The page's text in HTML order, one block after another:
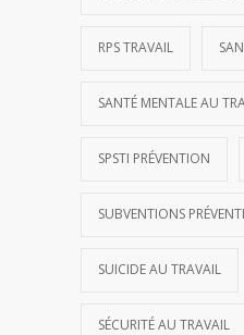
RPS TRAVAIL
SANTÉ MENTALE AU
SPSTI PRÉVENTION
SUBVENTIONS
SUICIDE AU TRAVAIL
SÉCURITÉ AU TRAVAIL